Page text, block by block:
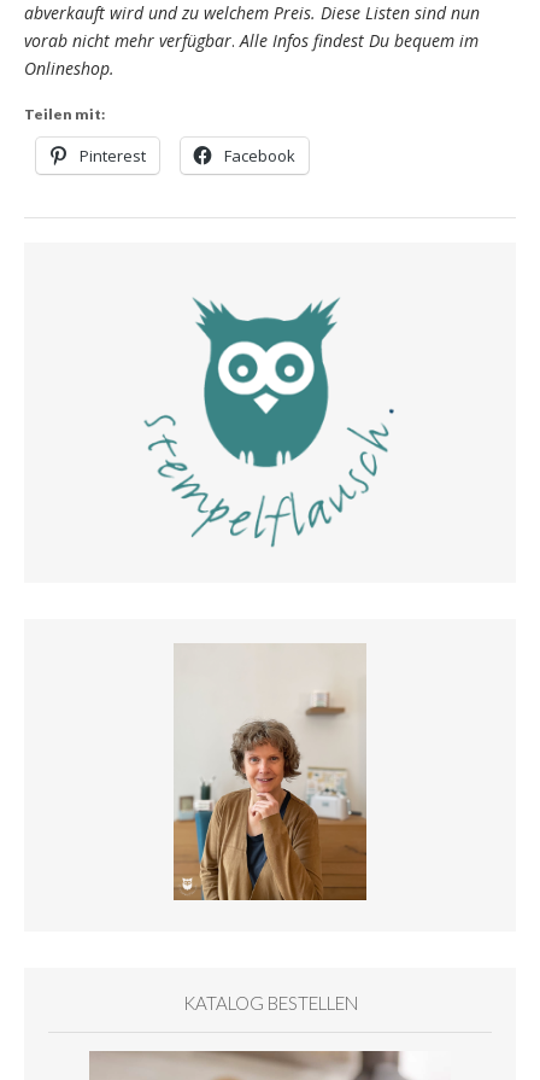
abverkauft wird und zu welchem Preis. Diese Listen sind nun
vorab nicht mehr verfügbar.Alle Infos findest Du bequem im
Onlineshop.
Teilen mit:
Pinterest Facebook
KATALOG BESTELLEN